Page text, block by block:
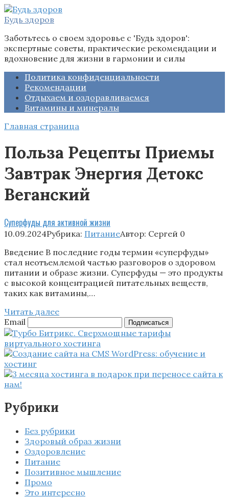
Перейти
к
Будь здоров
Заботьтесь о своем здоровье с 'Будь здоров':
экспертные советы, практические рекомендации и
вдохновение для жизни в гармонии и силы
Политика конфиденциальности
Рекомендации
Отдыхаем и оздоравливаемся
Витамины и минералы
Главная страница
Польза Рецепты Приемы
Завтрак Энергия Детокс
Веганский
Суперфуды для активной жизни
10.09.2024Рубрика: ПитаниеАвтор: Сергей 0
Введение В последние годы термин «суперфуды»
стал неотъемлемой частью разговоров о здоровом
питании и образе жизни. Суперфуды — это продукты
с высокой концентрацией питательных веществ,
таких как витамины,…
Читать далее
Email
Подписаться
Рубрики
Без рубрики
Здоровый образ жизни
Оздоровление
Питание
Позитивное мышление
Промо
Это интересно